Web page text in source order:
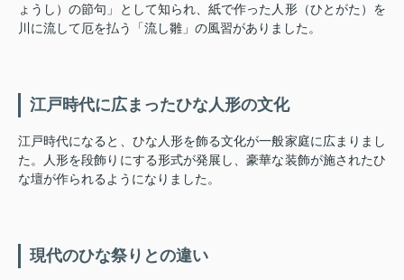
ょうし）の節句」として知られ、紙で作った人形（ひとがた）を
川に流して厄を払う「流し雛」の風習がありました。
江戸時代に広まったひな人形の文化
江戸時代になると、ひな人形を飾る文化が一般家庭に広まりまし
た。人形を段飾りにする形式が発展し、豪華な装飾が施されたひ
な壇が作られるようになりました。
現代のひな祭りとの違い